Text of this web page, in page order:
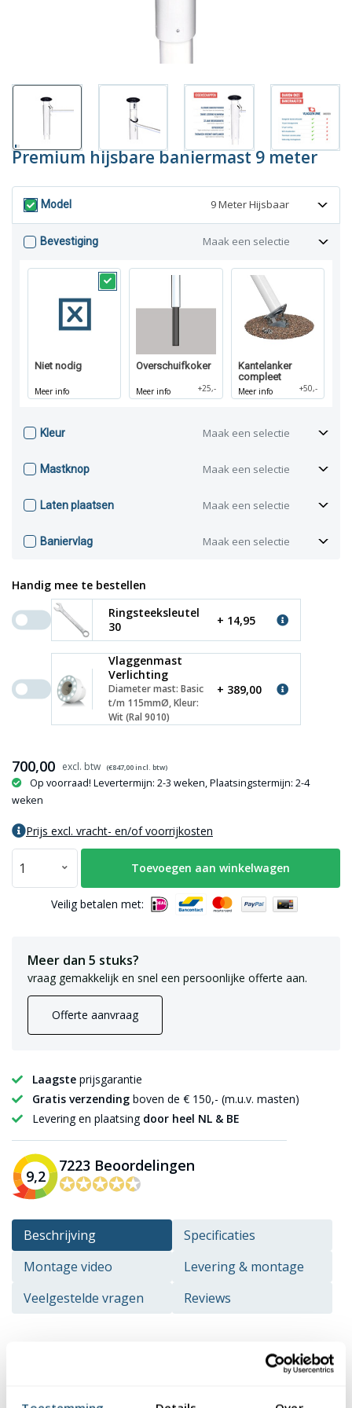
Premium hijsbare baniermast 9 meter
Model 9 Meter Hijsbaar
Bevestiging Maak een selectie
Niet nodig
Meer info
Overschuifkoker
Meer info +25,-
Kantelanker
compleet
Meer info +50,-
Kleur Maak een selectie
Mastknop Maak een selectie
Laten plaatsen Maak een selectie
Baniervlag Maak een selectie
Handig mee te bestellen
Ringsteeksleutel
30
+ 14,95
Vlaggenmast
Verlichting
Diameter mast: Basic
t/m 115mmØ, Kleur:
Wit (Ral 9010)
+ 389,00
700,00 (€847,00incl. btw)
Op voorraad! Levertermijn: 2-3 weken, Plaatsingstermijn: 2-4
weken
Prijs excl. vracht- en/of voorrijkosten
Toevoegen aan winkelwagen
Veilig betalen met:
Meer dan 5 stuks?
vraag gemakkelijk en snel een persoonlijke offerte aan.
Offerte aanvraag
Laagste prijsgarantie
Gratis verzending boven de € 150,- (m.u.v. masten)
Levering en plaatsing door heel NL & BE
9,2
7223 Beoordelingen
✪✪✪✪✪
✪✪✪✪✪
Beschrijving
Specificaties
Montage video
Levering & montage
Veelgestelde vragen
Reviews
onze Premium hijsbare baniermast 9 meter een uitstekende